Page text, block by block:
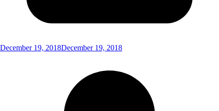
December 19, 2018December 19, 2018